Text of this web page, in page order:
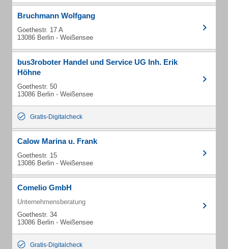
Bruchmann Wolfgang
Goethestr. 17 A
13086 Berlin - Weißensee
bus3roboter Handel und Service UG Inh. Erik
Höhne
Goethestr. 50
13086 Berlin - Weißensee
Gratis-Digitalcheck
Calow Marina u. Frank
Goethestr. 15
13086 Berlin - Weißensee
Comelio GmbH
Unternehmensberatung
Goethestr. 34
13086 Berlin - Weißensee
Gratis-Digitalcheck